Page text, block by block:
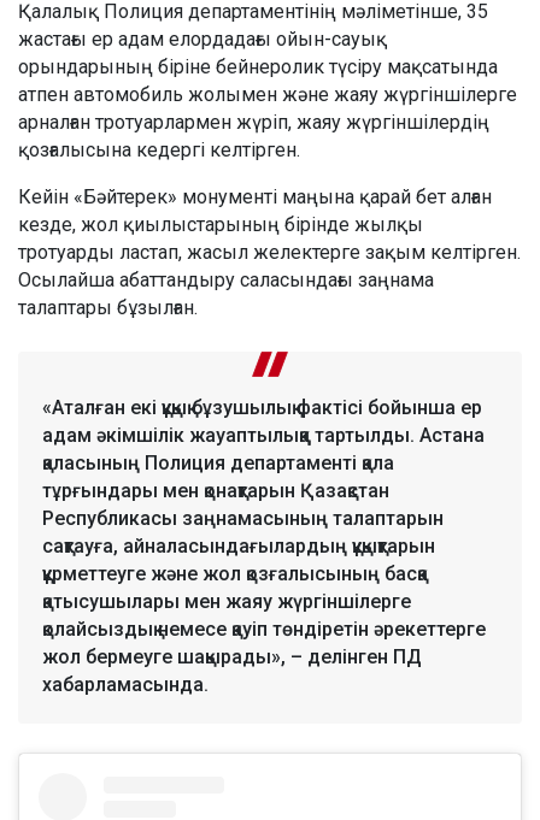
Қалалық Полиция департаментінің мәліметінше, 35
жастағы ер адам елордадағы ойын-сауық
орындарының біріне бейнеролик түсіру мақсатында
атпен автомобиль жолымен және жаяу жүргіншілерге
арналған тротуарлармен жүріп, жаяу жүргіншілердің
қозғалысына кедергі келтірген.
Кейін «Бәйтерек» монументі маңына қарай бет алған
кезде, жол қиылыстарының бірінде жылқы
тротуарды ластап, жасыл желектерге зақым келтірген.
Осылайша абаттандыру саласындағы заңнама
талаптары бұзылған.
«Аталған екі құқық бұзушылық фактісі бойынша ер
адам әкімшілік жауаптылыққа тартылды. Астана
қаласының Полиция департаменті қала
тұрғындары мен қонақтарын Қазақстан
Республикасы заңнамасының талаптарын
сақтауға, айналасындағылардың құқықтарын
құрметтеуге және жол қозғалысының басқа
қатысушылары мен жаяу жүргіншілерге
қолайсыздық немесе қауіп төндіретін әрекеттерге
жол бермеуге шақырады», – делінген ПД
хабарламасында.